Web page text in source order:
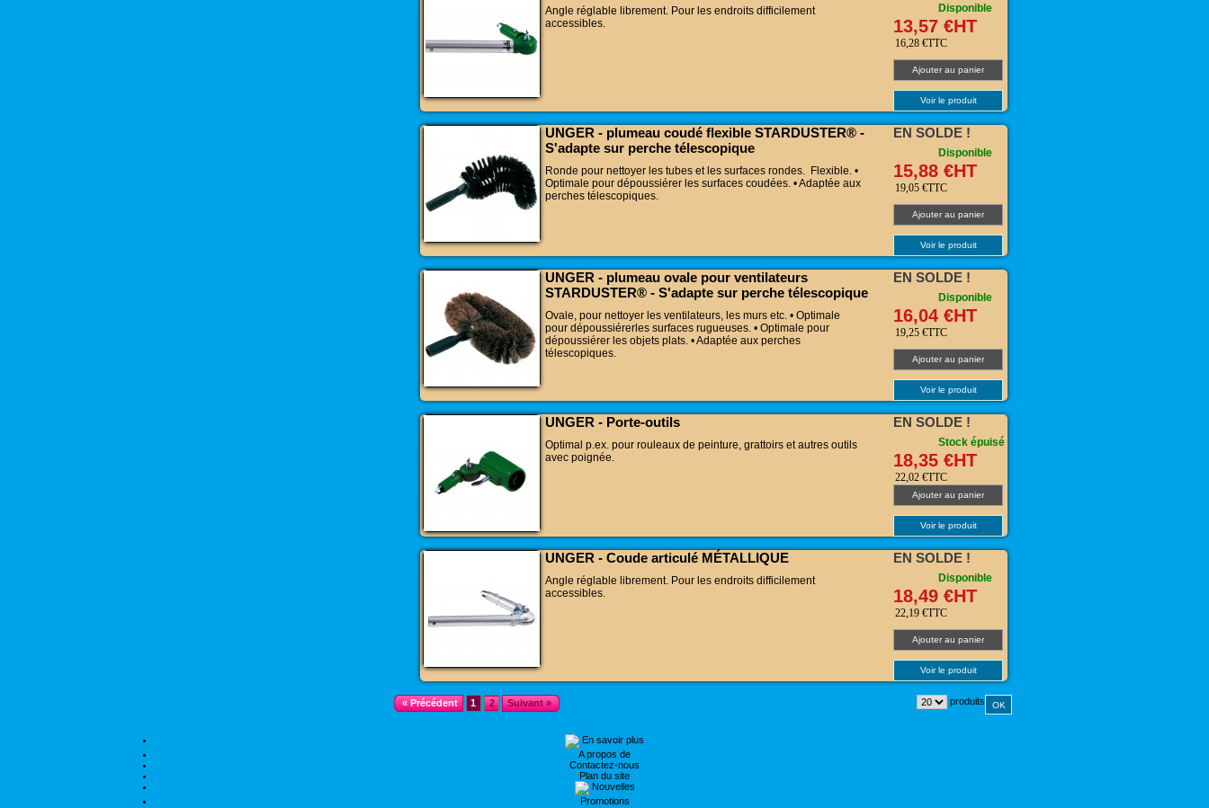
Angle réglable librement. Pour les endroits difficilement
accessibles.
Disponible
13,57 €HT
16,28 €TTC
Ajouter au panier
Voir le produit
UNGER - plumeau coudé flexible STARDUSTER® -
S'adapte sur perche télescopique
Ronde pour nettoyer les tubes et les surfaces rondes. Flexible. •
Optimale pour dépoussiérer les surfaces coudées. • Adaptée aux
perches télescopiques.
EN SOLDE !
Disponible
15,88 €HT
19,05 €TTC
Ajouter au panier
Voir le produit
UNGER - plumeau ovale pour ventilateurs
STARDUSTER® - S'adapte sur perche télescopique
Ovale, pour nettoyer les ventilateurs, les murs etc. • Optimale
pour dépoussiérerles surfaces rugueuses. • Optimale pour
dépoussiérer les objets plats. • Adaptée aux perches
télescopiques.
EN SOLDE !
Disponible
16,04 €HT
19,25 €TTC
Ajouter au panier
Voir le produit
UNGER - Porte-outils
Optimal p.ex. pour rouleaux de peinture, grattoirs et autres outils
avec poignée.
EN SOLDE !
Stock épuisé
18,35 €HT
22,02 €TTC
Ajouter au panier
Voir le produit
UNGER - Coude articulé MÉTALLIQUE
Angle réglable librement. Pour les endroits difficilement
accessibles.
EN SOLDE !
Disponible
18,49 €HT
22,19 €TTC
Ajouter au panier
Voir le produit
« Précédent 1 2 Suivant » produits
En savoir plus
A propos de
Contactez-nous
Plan du site
Nouvelles
Promotions